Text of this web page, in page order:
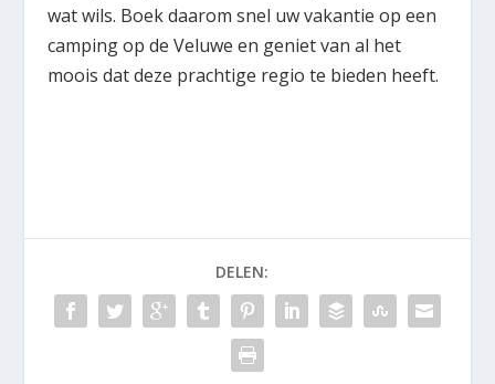
wat wils. Boek daarom snel uw vakantie op een
camping op de Veluwe en geniet van al het
moois dat deze prachtige regio te bieden heeft.
DELEN: